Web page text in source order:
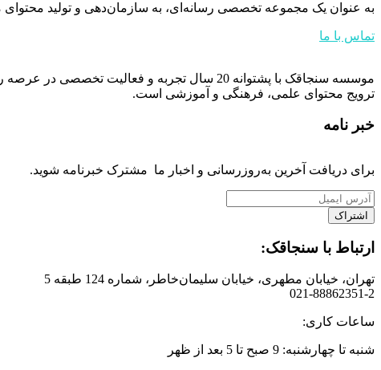
به عنوان یک مجموعه تخصصی رسانه‌ای، به سازمان‌دهی و تولید
تماس با ما
موسسه سنجاقک با پشتوانه 20 سال تجربه و فعالیت تخصصی در عرصه رسانه (چاپی و آنلاین)،
ترویج محتوای علمی، فرهنگی و آموزشی است.
خبر نامه
برای دریافت آخرین به‌روزرسانی و اخبار ما مشترک خبرنامه شوید.
ارتباط با سنجاقک:
تهران، خیابان مطهری، خیابان سلیمان‌خاطر، شماره 124 طبقه 5
021-88862351-2
ساعات کاری:
شنبه تا چهارشنبه: 9 صبح تا 5 بعد از ظهر